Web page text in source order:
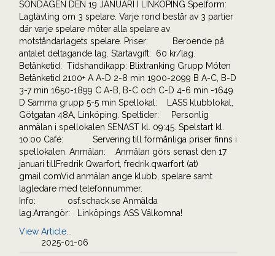
SÖNDAGEN DEN 19 JANUARI I LINKÖPING Spelform:
Lagtävling om 3 spelare. Varje rond består av 3 partier
där varje spelare möter alla spelare av
motståndarlagets spelare. Priser: Beroende på
antalet deltagande lag. Startavgift: 60 kr/lag.
Betänketid: Tidshandikapp: Blixtranking Grupp Möten
Betänketid 2100+ A A-D 2-8 min 1900-2099 B A-C, B-D
3-7 min 1650-1899 C A-B, B-C och C-D 4-6 min -1649
D Samma grupp 5-5 min Spellokal: LASS klubblokal,
Götgatan 48A, Linköping. Speltider: Personlig
anmälan i spellokalen SENAST kl. 09:45. Spelstart kl.
10:00 Café: Servering till förmånliga priser finns i
spellokalen. Anmälan: Anmälan görs senast den 17
januari tillFredrik Qwarfort, fredrik.qwarfort (at)
gmail.comVid anmälan ange klubb, spelare samt
lagledare med telefonnummer.
Info: osf.schack.se Anmälda
lag.Arrangör: Linköpings ASS Välkomna!
View Article...
2025-01-06